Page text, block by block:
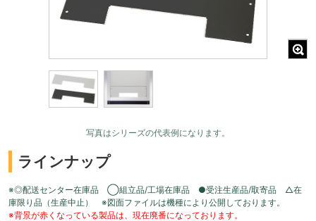
写真はシリーズの代表例になります。
ラインナップ
※◎配送センター在庫品 ◯組立品/工場在庫品 ●受注生産品/取寄品 △在
庫限り品（生産中止） ※図面ファイルは機種により公開しております。
※背景が赤くなっている製品は、現在廃番になっております。